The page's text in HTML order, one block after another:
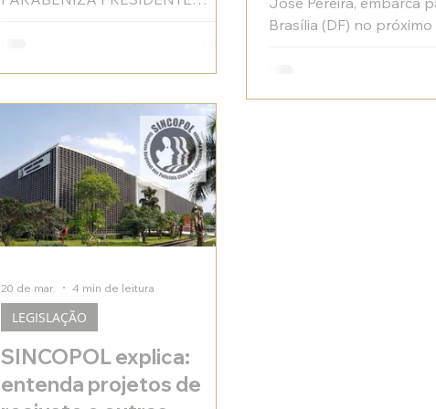
Brasília (DF) no próximo
SINCOPOL explica:
entenda projetos de
LEGISLAÇÃO
20 de mar. 4 min de leitura